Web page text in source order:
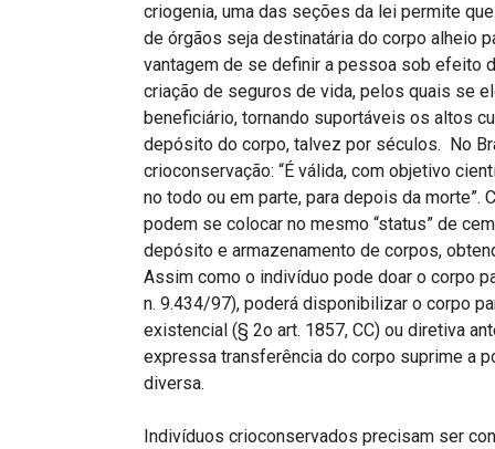
criogenia, uma das seções da lei permite
de órgãos seja destinatária do corpo alheio
vantagem de se definir a pessoa sob efeito
criação de seguros de vida, pelos quais se
beneficiário, tornando suportáveis os altos
depósito do corpo, talvez por séculos. No
crioconservação: “É válida, com objetivo
no todo ou em parte, para depois da
podem se colocar no mesmo “status” de
depósito e armazenamento de corpos,
Assim como o indivíduo pode doar o corpo
n. 9.434/97), poderá disponibilizar o corpo
existencial (§ 2o art. 1857, CC) ou diretiva
expressa transferência do corpo suprime a
diversa.
Indivíduos crioconservados precisam ser